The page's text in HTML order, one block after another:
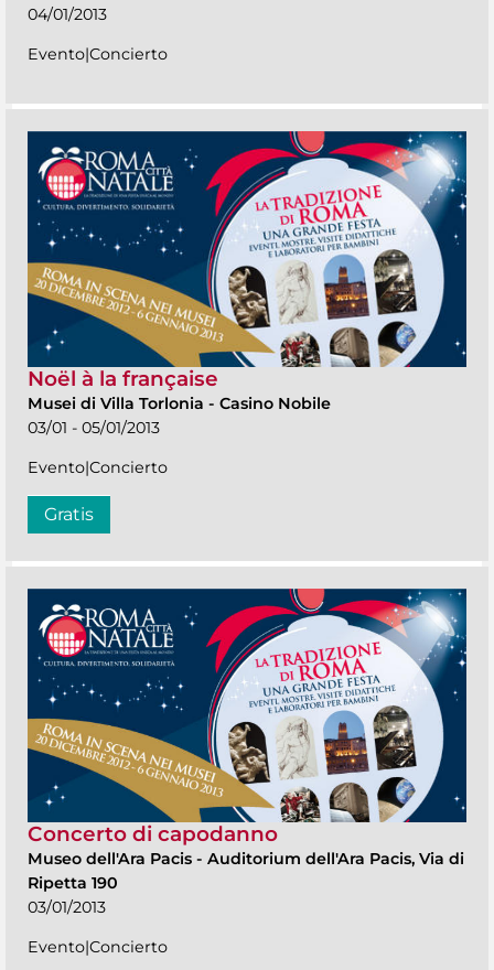
04/01/2013
Evento|Concierto
Noël à la française
Musei di Villa Torlonia - Casino Nobile
03/01 - 05/01/2013
Evento|Concierto
Gratis
Concerto di capodanno
Museo dell'Ara Pacis - Auditorium dell'Ara Pacis, Via di
Ripetta 190
03/01/2013
Evento|Concierto